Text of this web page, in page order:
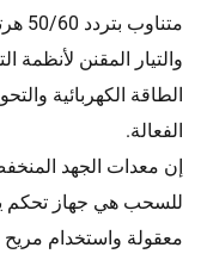
الطاقة الكهربائية
الفعالة.
للسحب هي جهاز تحكم
معقولة واستخدام